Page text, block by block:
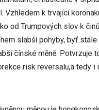
Vzhledem k trvající
od Trumpových slov k
slabší pohyby, byť
čínské měně. Potvrzuje
risk reversalu,a tedy i